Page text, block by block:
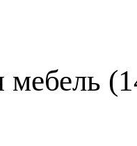
мебель